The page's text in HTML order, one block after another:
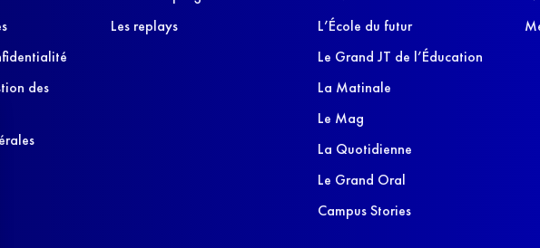
des
Les replays
L’École du futur
Le Grand JT de l’Éducation
La Matinale
Le Mag
La Quotidienne
Le Grand Oral
Campus Stories